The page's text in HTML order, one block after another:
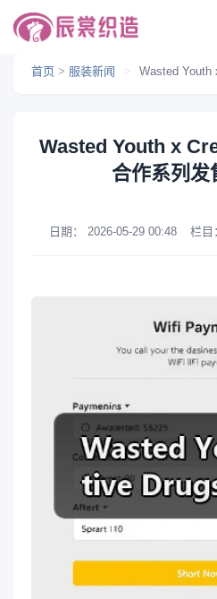
首页 > 服装新闻 > Wasted Youth x
Wasted Youth x
合作系列发
日期： 2026-05-29 00:48 栏目：